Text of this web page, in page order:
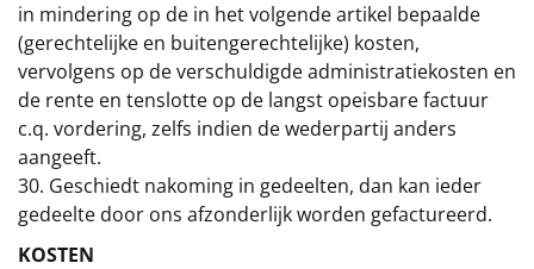
in mindering op de in het volgende artikel bepaalde
(gerechtelijke en buitengerechtelijke) kosten,
vervolgens op de verschuldigde administratiekosten en
de rente en tenslotte op de langst opeisbare factuur
c.q. vordering, zelfs indien de wederpartij anders
aangeeft.
30. Geschiedt nakoming in gedeelten, dan kan ieder
gedeelte door ons afzonderlijk worden gefactureerd.
KOSTEN